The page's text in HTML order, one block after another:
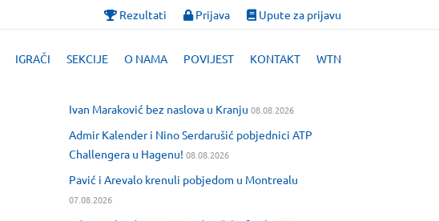
Rezultati Prijava Upute za prijavu
IGRAČI SEKCIJE O NAMA POVIJEST KONTAKT WTN
Ivan Maraković bez naslova u Kranju 08.08.2026
Admir Kalender i Nino Serdarušić pobjednici ATP
Challengera u Hagenu! 08.08.2026
Pavić i Arevalo krenuli pobjedom u Montrealu
07.08.2026